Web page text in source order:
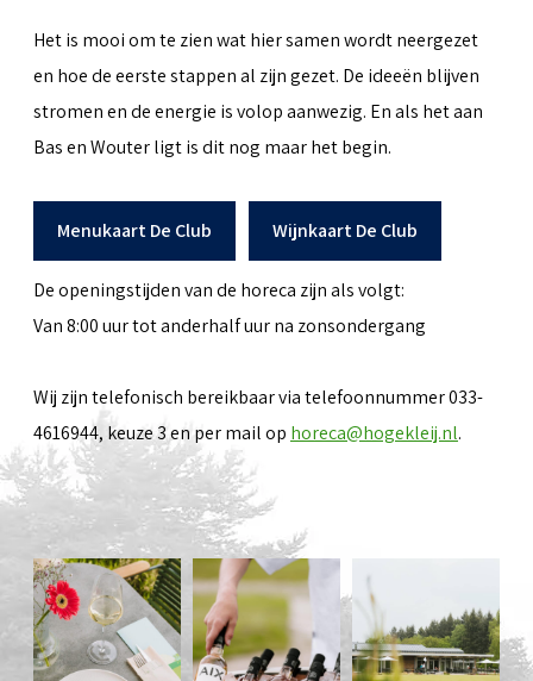
Het is mooi om te zien wat hier samen wordt neergezet
en hoe de eerste stappen al zijn gezet. De ideeën blijven
stromen en de energie is volop aanwezig. En als het aan
Bas en Wouter ligt is dit nog maar het begin.
Menukaart De Club Wijnkaart De Club
De openingstijden van de horeca zijn als volgt:
Van 8:00 uur tot anderhalf uur na zonsondergang
Wij zijn telefonisch bereikbaar via telefoonnummer 033-
4616944, keuze 3 en per mail op horeca@hogekleij.nl.